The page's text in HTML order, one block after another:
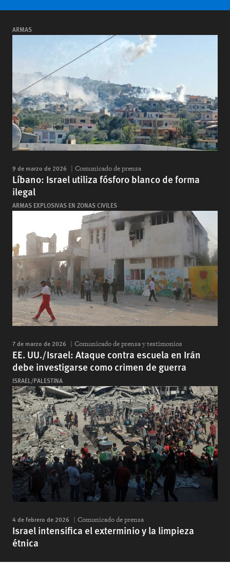
ARMAS
9 de marzo de 2026 Comunicado de prensa
Líbano: Israel utiliza fósforo blanco de forma
ilegal
ARMAS EXPLOSIVAS EN ZONAS CIVILES
7 de marzo de 2026 Comunicado de prensa y testimonios
EE. UU./Israel: Ataque contra escuela en Irán
debe investigarse como crimen de guerra
ISRAEL/PALESTINA
4 de febrero de 2026 Comunicado de prensa
Israel intensifica el exterminio y la limpieza
étnica